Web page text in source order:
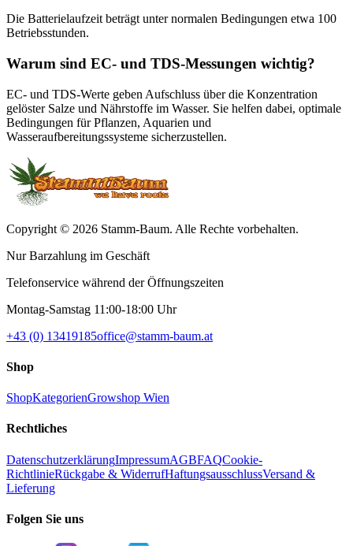
Die Batterielaufzeit beträgt unter normalen Bedingungen etwa 100
Betriebsstunden.
Warum sind EC- und TDS-Messungen wichtig?
EC- und TDS-Werte geben Aufschluss über die Konzentration
gelöster Salze und Nährstoffe im Wasser. Sie helfen dabei, optimale
Bedingungen für Pflanzen, Aquarien und
Wasseraufbereitungssysteme sicherzustellen.
Copyright © 2026 Stamm-Baum. Alle Rechte vorbehalten.
Nur Barzahlung im Geschäft
Telefonservice während der Öffnungszeiten
Montag-Samstag 11:00-18:00 Uhr
+43 (0) 13419185office@stamm-baum.at
Shop
ShopKategorienGrowshop Wien
Rechtliches
DatenschutzerklärungImpressumAGBFAQCookie-
RichtlinieRückgabe & WiderrufHaftungsausschlussVersand &
Lieferung
Folgen Sie uns